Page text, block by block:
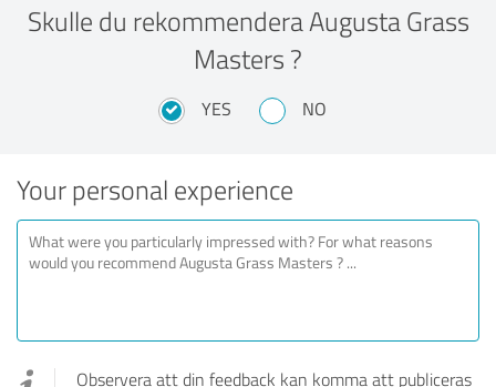
Skulle du rekommendera Augusta Grass
Masters ?
YES NO
Your personal experience
Observera att din feedback kan komma att publiceras